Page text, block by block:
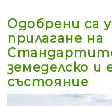
Одобрени са
прилагане на
земеделско и
състояние